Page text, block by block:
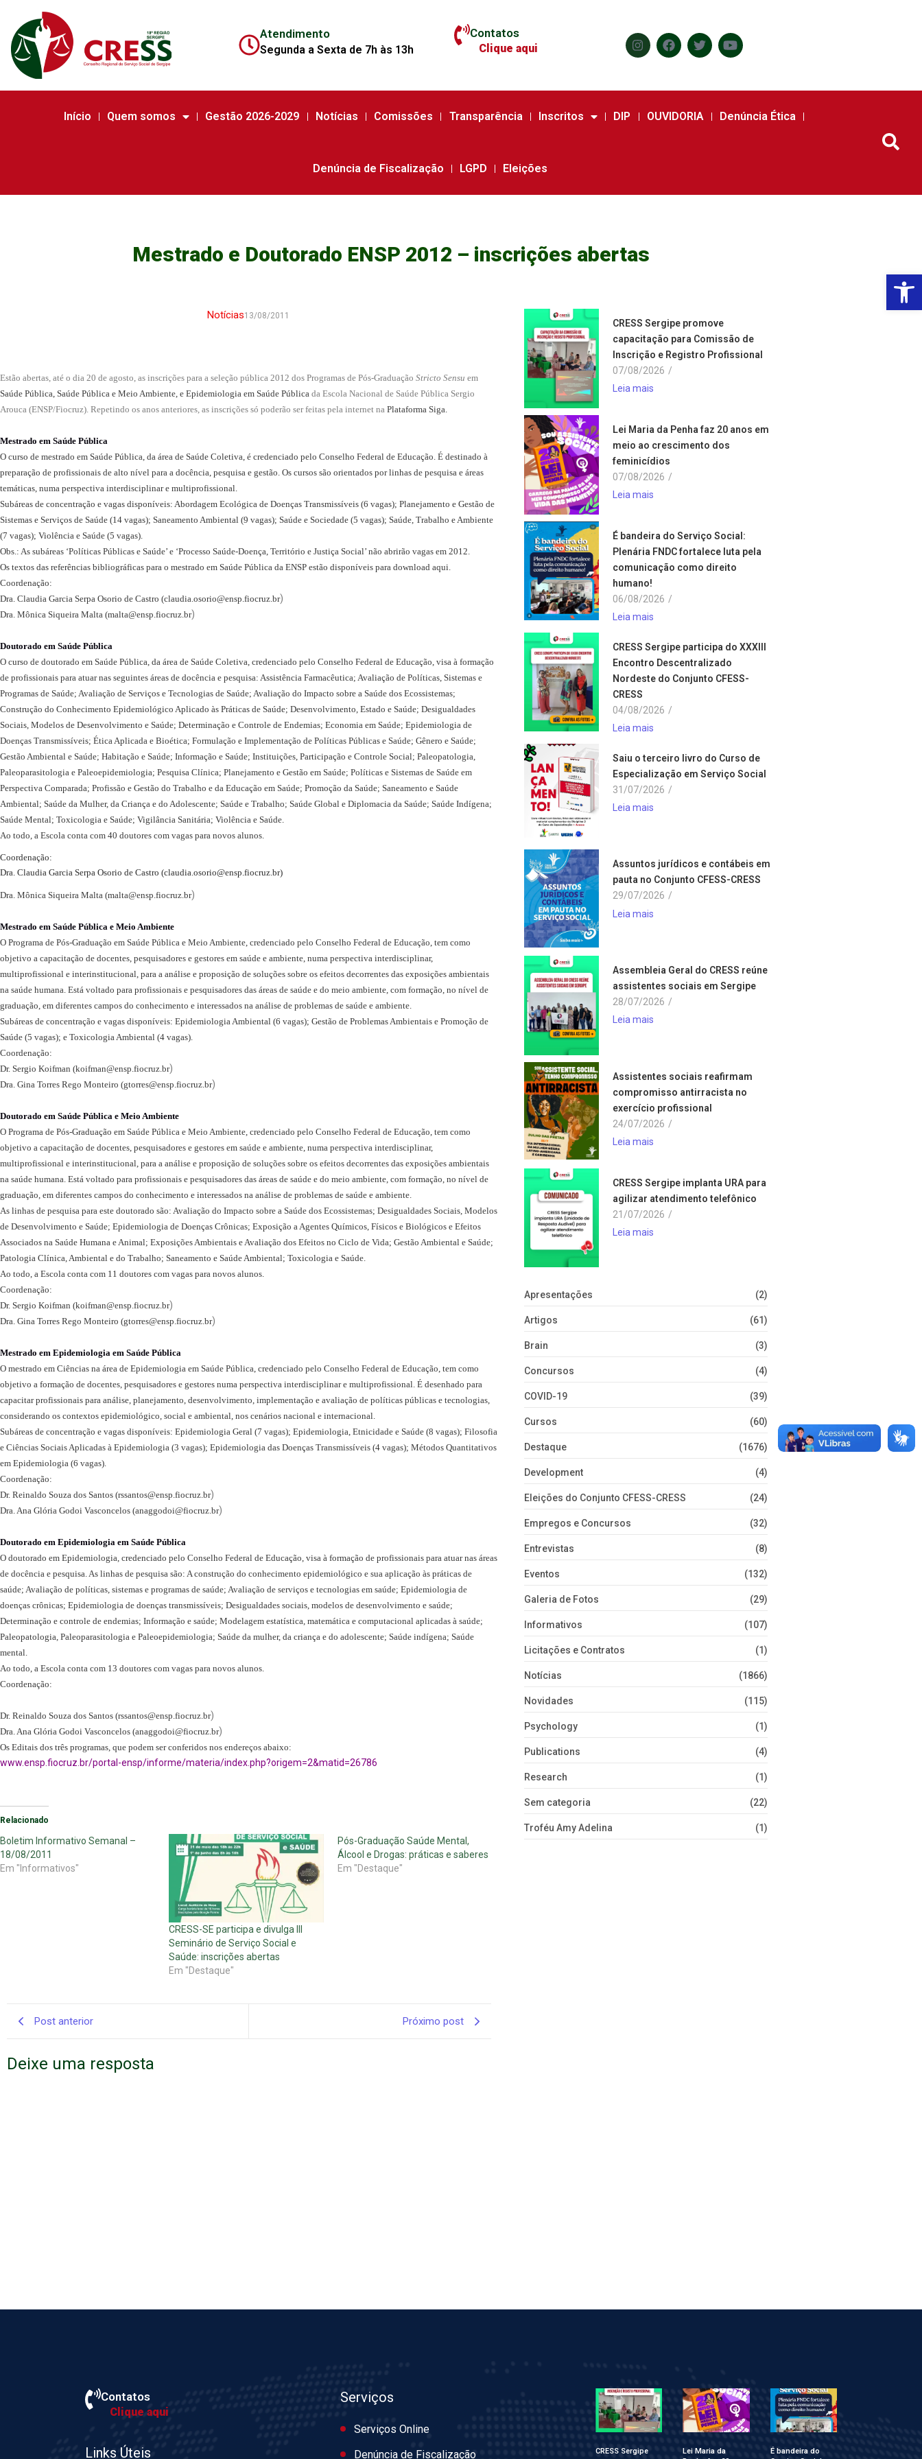
Atendimento
Segunda a Sexta de 7h às 13h
Contatos
Clique aqui
Início Quem somos Gestão 2026-2029 Notícias Comissões Transparência Inscritos DIP OUVIDORIA Denúncia Ética
Denúncia de Fiscalização LGPD Eleições
Mestrado e Doutorado ENSP 2012 – inscrições abertas
Notícias13/08/2011
Estão abertas, até o dia 20 de agosto, as inscrições para a seleção pública 2012 dos Programas de Pós-Graduação Stricto Sensu em
Saúde Pública, Saúde Pública e Meio Ambiente, e Epidemiologia em Saúde Pública da Escola Nacional de Saúde Pública Sergio
Arouca (ENSP/Fiocruz). Repetindo os anos anteriores, as inscrições só poderão ser feitas pela internet na Plataforma Siga.
Mestrado em Saúde Pública
O curso de mestrado em Saúde Pública, da área de Saúde Coletiva, é credenciado pelo Conselho Federal de Educação. É destinado à
preparação de profissionais de alto nível para a docência, pesquisa e gestão. Os cursos são orientados por linhas de pesquisa e áreas
temáticas, numa perspectiva interdisciplinar e multiprofissional.
Subáreas de concentração e vagas disponíveis: Abordagem Ecológica de Doenças Transmissíveis (6 vagas); Planejamento e Gestão de
Sistemas e Serviços de Saúde (14 vagas); Saneamento Ambiental (9 vagas); Saúde e Sociedade (5 vagas); Saúde, Trabalho e Ambiente
(7 vagas); Violência e Saúde (5 vagas).
Obs.: As subáreas ‘Políticas Públicas e Saúde’ e ‘Processo Saúde-Doença, Território e Justiça Social’ não abrirão vagas em 2012.
Os textos das referências bibliográficas para o mestrado em Saúde Pública da ENSP estão disponíveis para download aqui.
Coordenação:
Dra. Claudia Garcia Serpa Osorio de Castro (claudia.osorio@ensp.fiocruz.br)
Dra. Mônica Siqueira Malta (malta@ensp.fiocruz.br)
Doutorado em Saúde Pública
O curso de doutorado em Saúde Pública, da área de Saúde Coletiva, credenciado pelo Conselho Federal de Educação, visa à formação
de profissionais para atuar nas seguintes áreas de docência e pesquisa: Assistência Farmacêutica; Avaliação de Políticas, Sistemas e
Programas de Saúde; Avaliação de Serviços e Tecnologias de Saúde; Avaliação do Impacto sobre a Saúde dos Ecossistemas;
Construção do Conhecimento Epidemiológico Aplicado às Práticas de Saúde; Desenvolvimento, Estado e Saúde; Desigualdades
Sociais, Modelos de Desenvolvimento e Saúde; Determinação e Controle de Endemias; Economia em Saúde; Epidemiologia de
Doenças Transmissíveis; Ética Aplicada e Bioética; Formulação e Implementação de Políticas Públicas e Saúde; Gênero e Saúde;
Gestão Ambiental e Saúde; Habitação e Saúde; Informação e Saúde; Instituições, Participação e Controle Social; Paleopatologia,
Paleoparasitologia e Paleoepidemiologia; Pesquisa Clínica; Planejamento e Gestão em Saúde; Políticas e Sistemas de Saúde em
Perspectiva Comparada; Profissão e Gestão do Trabalho e da Educação em Saúde; Promoção da Saúde; Saneamento e Saúde
Ambiental; Saúde da Mulher, da Criança e do Adolescente; Saúde e Trabalho; Saúde Global e Diplomacia da Saúde; Saúde Indígena;
Saúde Mental; Toxicologia e Saúde; Vigilância Sanitária; Violência e Saúde.
Ao todo, a Escola conta com 40 doutores com vagas para novos alunos.
Coordenação:
Dra. Claudia Garcia Serpa Osorio de Castro (claudia.osorio@ensp.fiocruz.br)
Dra. Mônica Siqueira Malta (malta@ensp.fiocruz.br)
Mestrado em Saúde Pública e Meio Ambiente
O Programa de Pós-Graduação em Saúde Pública e Meio Ambiente, credenciado pelo Conselho Federal de Educação, tem como
objetivo a capacitação de docentes, pesquisadores e gestores em saúde e ambiente, numa perspectiva interdisciplinar,
multiprofissional e interinstitucional, para a análise e proposição de soluções sobre os efeitos decorrentes das exposições ambientais
na saúde humana. Está voltado para profissionais e pesquisadores das áreas de saúde e do meio ambiente, com formação, no nível de
graduação, em diferentes campos do conhecimento e interessados na análise de problemas de saúde e ambiente.
Subáreas de concentração e vagas disponíveis: Epidemiologia Ambiental (6 vagas); Gestão de Problemas Ambientais e Promoção de
Saúde (5 vagas); e Toxicologia Ambiental (4 vagas).
Coordenação:
Dr. Sergio Koifman (koifman@ensp.fiocruz.br)
Dra. Gina Torres Rego Monteiro (gtorres@ensp.fiocruz.br)
Doutorado em Saúde Pública e Meio Ambiente
O Programa de Pós-Graduação em Saúde Pública e Meio Ambiente, credenciado pelo Conselho Federal de Educação, tem como
objetivo a capacitação de docentes, pesquisadores e gestores em saúde e ambiente, numa perspectiva interdisciplinar,
multiprofissional e interinstitucional, para a análise e proposição de soluções sobre os efeitos decorrentes das exposições ambientais
na saúde humana. Está voltado para profissionais e pesquisadores das áreas de saúde e do meio ambiente, com formação, no nível de
graduação, em diferentes campos do conhecimento e interessados na análise de problemas de saúde e ambiente.
As linhas de pesquisa para este doutorado são: Avaliação do Impacto sobre a Saúde dos Ecossistemas; Desigualdades Sociais, Modelos
de Desenvolvimento e Saúde; Epidemiologia de Doenças Crônicas; Exposição a Agentes Químicos, Físicos e Biológicos e Efeitos
Associados na Saúde Humana e Animal; Exposições Ambientais e Avaliação dos Efeitos no Ciclo de Vida; Gestão Ambiental e Saúde;
Patologia Clínica, Ambiental e do Trabalho; Saneamento e Saúde Ambiental; Toxicologia e Saúde.
Ao todo, a Escola conta com 11 doutores com vagas para novos alunos.
Coordenação:
Dr. Sergio Koifman (koifman@ensp.fiocruz.br)
Dra. Gina Torres Rego Monteiro (gtorres@ensp.fiocruz.br)
Mestrado em Epidemiologia em Saúde Pública
O mestrado em Ciências na área de Epidemiologia em Saúde Pública, credenciado pelo Conselho Federal de Educação, tem como
objetivo a formação de docentes, pesquisadores e gestores numa perspectiva interdisciplinar e multiprofissional. É desenhado para
capacitar profissionais para análise, planejamento, desenvolvimento, implementação e avaliação de políticas públicas e tecnologias,
considerando os contextos epidemiológico, social e ambiental, nos cenários nacional e internacional.
Subáreas de concentração e vagas disponíveis: Epidemiologia Geral (7 vagas); Epidemiologia, Etnicidade e Saúde (8 vagas); Filosofia
e Ciências Sociais Aplicadas à Epidemiologia (3 vagas); Epidemiologia das Doenças Transmissíveis (4 vagas); Métodos Quantitativos
em Epidemiologia (6 vagas).
Coordenação:
Dr. Reinaldo Souza dos Santos (rssantos@ensp.fiocruz.br)
Dra. Ana Glória Godoi Vasconcelos (anaggodoi@fiocruz.br)
Doutorado em Epidemiologia em Saúde Pública
O doutorado em Epidemiologia, credenciado pelo Conselho Federal de Educação, visa à formação de profissionais para atuar nas áreas
de docência e pesquisa. As linhas de pesquisa são: A construção do conhecimento epidemiológico e sua aplicação às práticas de
saúde; Avaliação de políticas, sistemas e programas de saúde; Avaliação de serviços e tecnologias em saúde; Epidemiologia de
doenças crônicas; Epidemiologia de doenças transmissíveis; Desigualdades sociais, modelos de desenvolvimento e saúde;
Determinação e controle de endemias; Informação e saúde; Modelagem estatística, matemática e computacional aplicadas à saúde;
Paleopatologia, Paleoparasitologia e Paleoepidemiologia; Saúde da mulher, da criança e do adolescente; Saúde indígena; Saúde
mental.
Ao todo, a Escola conta com 13 doutores com vagas para novos alunos.
Coordenação:
Dr. Reinaldo Souza dos Santos (rssantos@ensp.fiocruz.br)
Dra. Ana Glória Godoi Vasconcelos (anaggodoi@fiocruz.br)
Os Editais dos três programas, que podem ser conferidos nos endereços abaixo:
www.ensp.fiocruz.br/portal-ensp/informe/materia/index.php?origem=2&matid=26786
Relacionado
Boletim Informativo Semanal –
18/08/2011
Em "Informativos"
CRESS-SE participa e divulga III
Seminário de Serviço Social e
Saúde: inscrições abertas
Em "Destaque"
Pós-Graduação Saúde Mental,
Álcool e Drogas: práticas e saberes
Em "Destaque"
CRESS Sergipe promove
capacitação para Comissão de
Inscrição e Registro Profissional
07/08/2026 /
Leia mais
Lei Maria da Penha faz 20 anos em
meio ao crescimento dos
feminicídios
07/08/2026 /
Leia mais
É bandeira do Serviço Social:
Plenária FNDC fortalece luta pela
comunicação como direito
humano!
06/08/2026 /
Leia mais
CRESS Sergipe participa do XXXIII
Encontro Descentralizado
Nordeste do Conjunto CFESS-
CRESS
04/08/2026 /
Leia mais
Saiu o terceiro livro do Curso de
Especialização em Serviço Social
31/07/2026 /
Leia mais
Assuntos jurídicos e contábeis em
pauta no Conjunto CFESS-CRESS
29/07/2026 /
Leia mais
Assembleia Geral do CRESS reúne
assistentes sociais em Sergipe
28/07/2026 /
Leia mais
Assistentes sociais reafirmam
compromisso antirracista no
exercício profissional
24/07/2026 /
Leia mais
CRESS Sergipe implanta URA para
agilizar atendimento telefônico
21/07/2026 /
Leia mais
Apresentações (2)
Artigos (61)
Brain (3)
Concursos (4)
COVID-19 (39)
Cursos (60)
Destaque (1676)
Development (4)
Eleições do Conjunto CFESS-CRESS (24)
Empregos e Concursos (32)
Entrevistas (8)
Eventos (132)
Galeria de Fotos (29)
Informativos (107)
Licitações e Contratos (1)
Notícias (1866)
Novidades (115)
Psychology (1)
Publications (4)
Research (1)
Sem categoria (22)
Troféu Amy Adelina (1)
Post anterior Próximo post
Deixe uma resposta
Contatos
Clique aqui
Links Úteis
Serviços
Serviços Online
Denúncia de Fiscalização
CRESS Sergipe
Lei Maria da
É bandeira do